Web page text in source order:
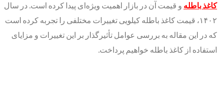
کاغذ باطله و قیمت آن در بازار اهمیت ویژه‌ای پیدا کرده است. در سال
۱۴۰۲، قیمت کاغذ باطله کیلویی تغییرات مختلفی را تجربه کرده است
که در این مقاله به بررسی عوامل تأثیرگذار بر این تغییرات و مزایای
استفاده از کاغذ باطله خواهیم پرداخت.